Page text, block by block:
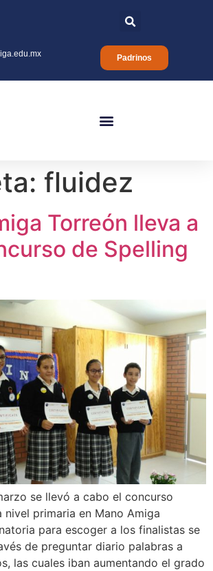
Padrinos
fluidez
Torreón lleva a
de Spelling
se llevó a cabo el concurso
nivel primaria en Mano Amiga
para escoger a los finalistas se
de preguntar diario palabras a
las cuales iban aumentando el grado